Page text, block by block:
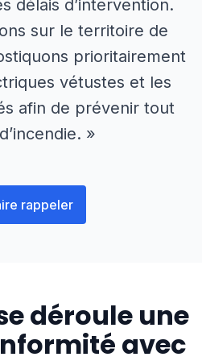
délais d’intervention.
sur le territoire de
prioritairement
vétustes et les
afin de prévenir tout
»
rappeler
déroule une
avec